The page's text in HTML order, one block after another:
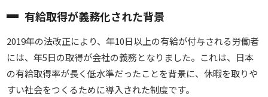
有給取得が義務化された背景
2019年の法改正により、年10日以上の有給が付与される労働者
には、年5日の取得が会社の義務となりました。これは、日本
の有給取得率が長く低水準だったことを背景に、休暇を取りや
すい社会をつくるために導入された制度です。